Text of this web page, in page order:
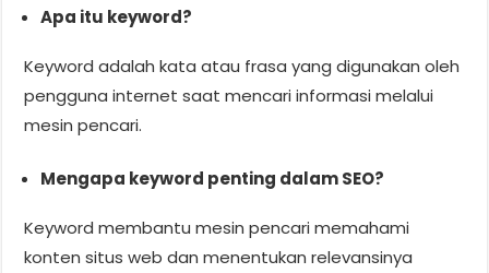
Apa itu keyword?
Keyword adalah kata atau frasa yang digunakan oleh
pengguna internet saat mencari informasi melalui
mesin pencari.
Mengapa keyword penting dalam SEO?
Keyword membantu mesin pencari memahami
konten situs web dan menentukan relevansinya